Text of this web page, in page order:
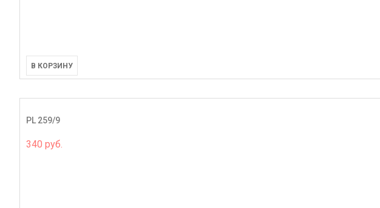
В КОРЗИНУ
PL 259/9
340 руб.